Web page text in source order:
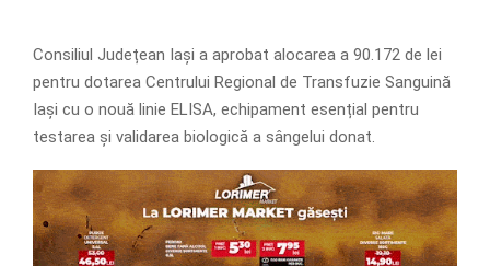
Consiliul Județean Iași a aprobat alocarea a 90.172 de lei
pentru dotarea Centrului Regional de Transfuzie Sanguină
Iași cu o nouă linie ELISA, echipament esențial pentru
testarea și validarea biologică a sângelui donat.